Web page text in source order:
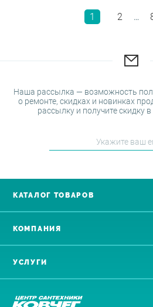
1 2 …
Наша рассылка — возможность
о ремонте, скидках и новинках
рассылку и получите скидку
КАТАЛОГ ТОВАРОВ
УСЛУГИ
КОМПАНИЯ